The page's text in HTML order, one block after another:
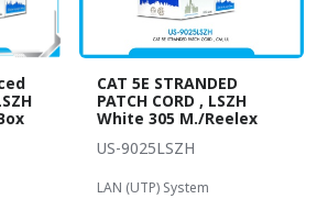
CAT 5E STRANDED
PATCH CORD , LSZH
White 305 M./Reelex
US-9025LSZH
LAN (UTP) System